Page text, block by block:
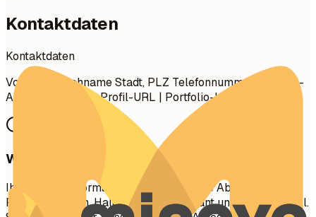
Kontaktdaten
Kontaktdaten
Vorname Nachname Stadt, PLZ Telefonnummer | E-Mail-
Adresse LinkedIn-Profil-URL | Portfolio-URL (Optional)
Worauf Sie achten sollten
Ihre Kontaktinformationen sind der erste Abschnitt, den
Recruiter sehen. Halten Sie sie prägnant und professionell.